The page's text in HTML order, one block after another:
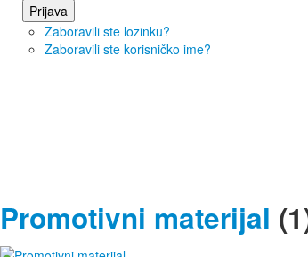
Prijava
Zaboravili ste lozinku?
Zaboravili ste korisničko ime?
Promotivni materijal